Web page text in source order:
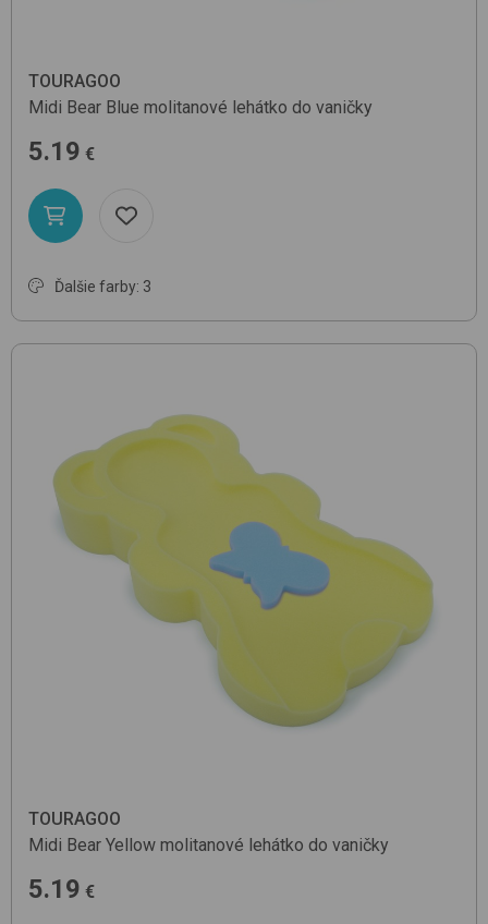
TOURAGOO
Midi Bear Blue molitanové lehátko do vaničky
5.19 €
Ďalšie farby: 3
TOURAGOO
Midi Bear Yellow molitanové lehátko do vaničky
5.19 €